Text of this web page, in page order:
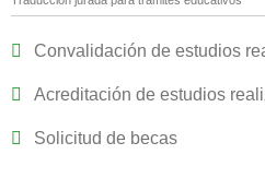
Convalidación de estudios
Acreditación de estudios
Solicitud de becas